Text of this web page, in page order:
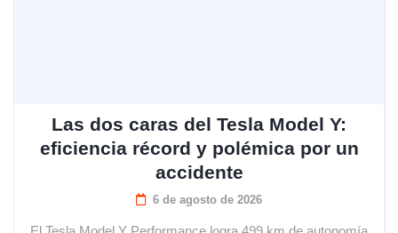
Las dos caras del Tesla Model Y:
eficiencia récord y polémica por un
accidente
6 de agosto de 2026